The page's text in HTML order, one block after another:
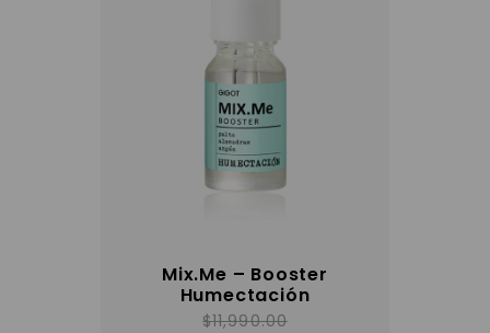
Mix.Me – Booster
Humectación
$11,990.00